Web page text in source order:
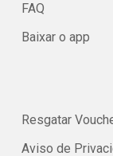
FAQ
Baixar o app
Resgatar
Aviso de